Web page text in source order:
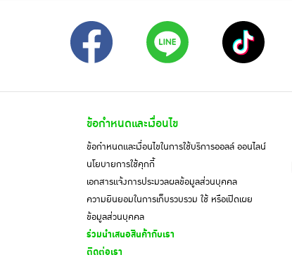
ข้อกำหนดและเงื่อนไข
ข้อกำหนดและเงื่อนไขในการใช้บริการออลล์ ออนไลน์
นโยบายการใช้คุกกี้
เอกสารแจ้งการประมวลผลข้อมูลส่วนบุคคล
ความยินยอมในการเก็บรวบรวม ใช้ หรือเปิดเผย
ข้อมูลส่วนบุคคล
ร่วมนำเสนอสินค้ากับเรา
ติดต่อเรา